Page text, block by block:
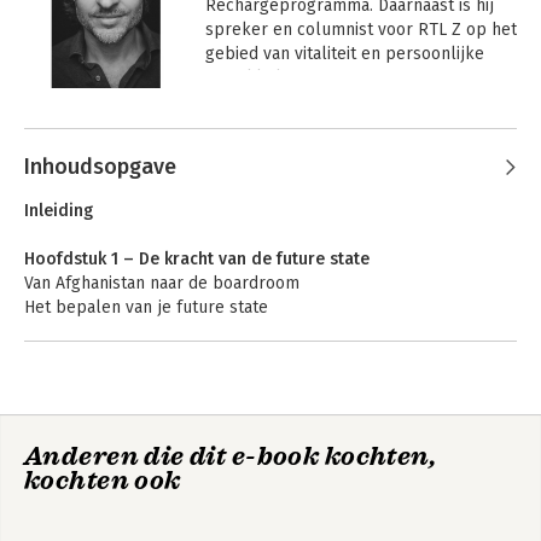
Rechargeprogramma. Daarnaast is hij
spreker en columnist voor RTL Z op het
gebied van vitaliteit en persoonlijke
Andere boeken door Hidde de Vries
Smart.nl
smart
Inhoudsopgave
Inleiding
Hoofdstuk 1 – De kracht van de future state
Van Afghanistan naar de boardroom
Het bepalen van je future state
Groeien in plaats van vastlopen
Een laatste waarschuwing
Anderen die dit e-book kochten,
kochten ook